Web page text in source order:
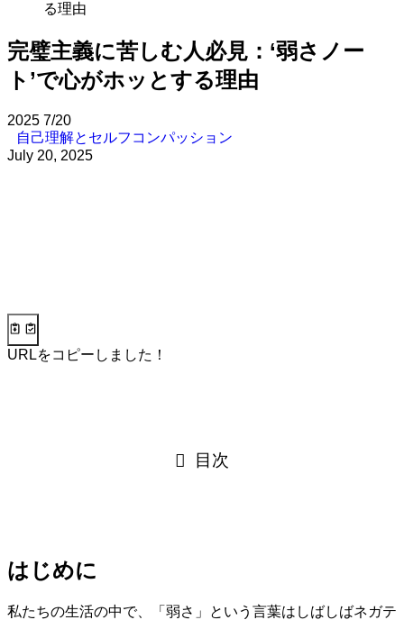
る理由
完璧主義に苦しむ人必見：‘弱さノー
ト’で心がホッとする理由
2025 7/20
自己理解とセルフコンパッション
July 20, 2025
URLをコピーしました！
目次
はじめに
私たちの生活の中で、「弱さ」という言葉はしばしばネガテ